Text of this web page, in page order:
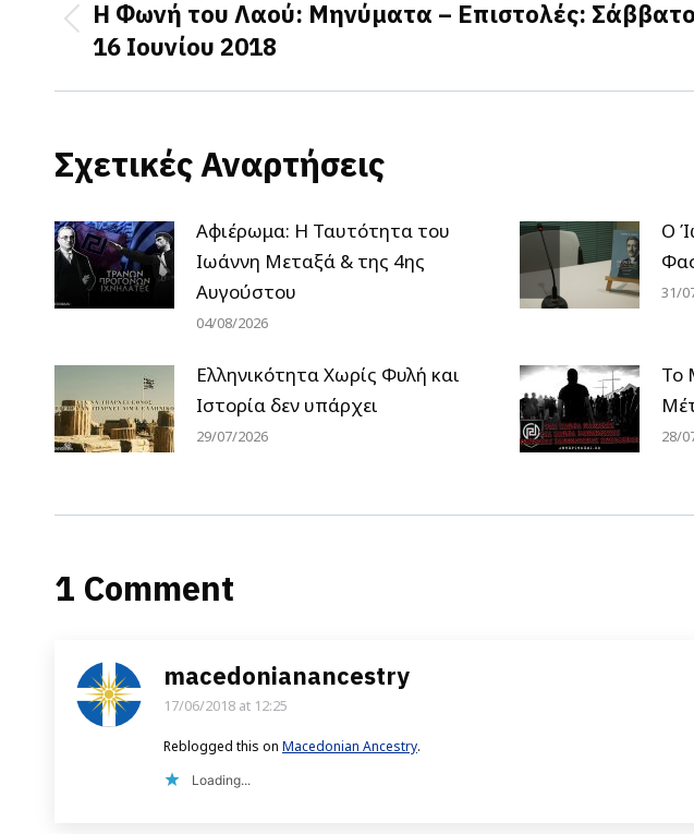
navigation
Previous
post:
Η Φωνή του Λαού: Μηνύματα – Επιστολές: Σάββατο
16 Ιουνίου 2018
Σχετικές Αναρτήσεις
Αφιέρωμα: Η Ταυτότητα του
Ιωάννη Μεταξά & της 4ης
Αυγούστου
04/08/2026
Ο
31/
Ελληνικότητα Χωρίς Φυλή και
Ιστορία δεν υπάρχει
29/07/2026
Το
28/
1 Comment
macedonianancestry
says:
17/06/2018 at 12:25
Reblogged this on Macedonian Ancestry.
Loading...